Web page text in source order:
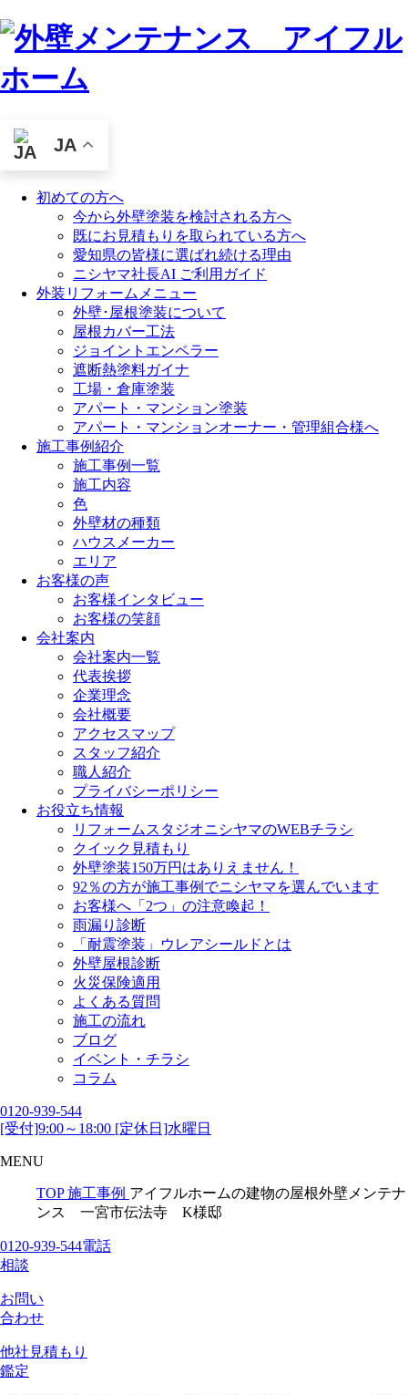
JA
初めての方へ
今から外壁塗装を検討される方へ
既にお見積もりを取られている方へ
愛知県の皆様に選ばれ続ける理由
ニシヤマ社長AI ご利用ガイド
外装リフォームメニュー
外壁･屋根塗装について
屋根カバー工法
ジョイントエンペラー
遮断熱塗料ガイナ
工場・倉庫塗装
アパート・マンション塗装
アパート・マンションオーナー・管理組合様へ
施工事例紹介
施工事例一覧
施工内容
色
外壁材の種類
ハウスメーカー
エリア
お客様の声
お客様インタビュー
お客様の笑顔
会社案内
会社案内一覧
代表挨拶
企業理念
会社概要
アクセスマップ
スタッフ紹介
職人紹介
プライバシーポリシー
お役立ち情報
リフォームスタジオニシヤマのWEBチラシ
クイック見積もり
外壁塗装150万円はありえません！
92％の方が施工事例でニシヤマを選んでいます
お客様へ「2つ」の注意喚起！
雨漏り診断
「耐震塗装」ウレアシールドとは
外壁屋根診断
火災保険適用
よくある質問
施工の流れ
ブログ
イベント・チラシ
コラム
0120-939-544
[受付]9:00～18:00 [定休日]水曜日
MENU
TOP 施工事例 アイフルホームの建物の屋根外壁メンテナ
ンス 一宮市伝法寺 K様邸
0120-939-544電話
相談
お問い
合わせ
他社見積もり
鑑定